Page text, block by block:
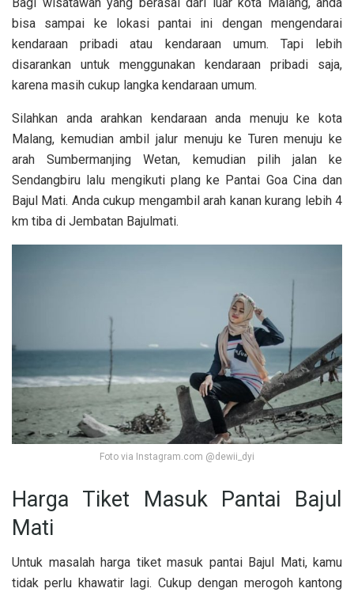
bisa sampai ke lokasi pantai ini dengan mengendarai
kendaraan pribadi atau kendaraan umum. Tapi lebih
disarankan untuk menggunakan kendaraan pribadi saja,
karena masih cukup langka kendaraan umum.
Silahkan anda arahkan kendaraan anda menuju ke kota
Malang, kemudian ambil jalur menuju ke Turen menuju ke
arah Sumbermanjing Wetan, kemudian pilih jalan ke
Sendangbiru lalu mengikuti plang ke Pantai Goa Cina dan
Bajul Mati. Anda cukup mengambil arah kanan kurang lebih 4
km tiba di Jembatan Bajulmati.
Foto via Instagram.com @dewii_dyi
Harga Tiket Masuk Pantai Bajul
Mati
Untuk masalah harga tiket masuk pantai Bajul Mati, kamu
tidak perlu khawatir lagi. Cukup dengan merogoh kantong